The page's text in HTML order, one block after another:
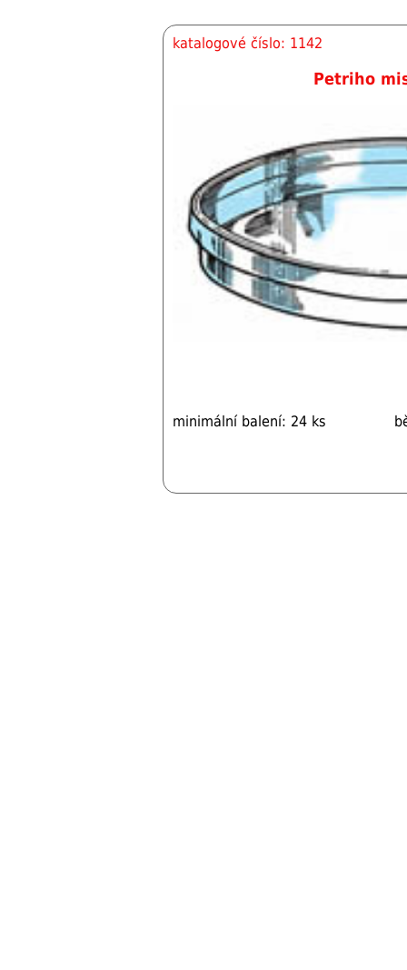
katalogové číslo: 1142
Petriho
minimální balení: 24 ks